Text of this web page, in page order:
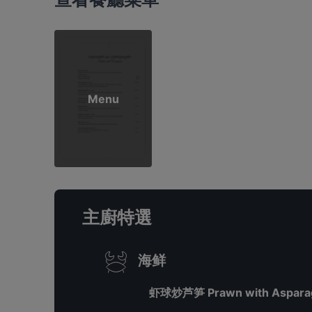
Menu
主廚特選
海鲜
虾球炒芦笋 Prawn with